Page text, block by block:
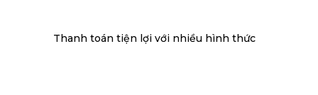
Thanh toán tiện lợi với nhiều hình thức